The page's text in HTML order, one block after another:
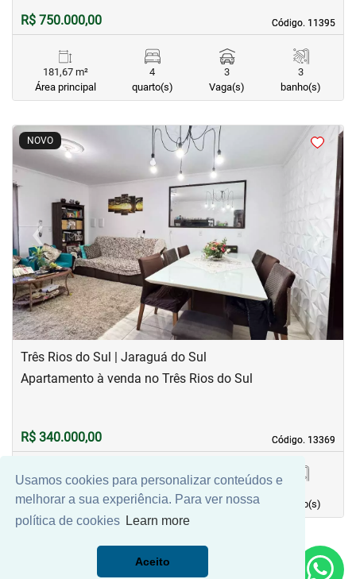
Usamos cookies para personalizar conteúdos e
melhorar a sua experiência. Para ver nossa
política de cookies Learn more
AceitoMais Filtros
Código. 11395
Código. 11395
R$ 750.000,00
181,67 m²
Área principal
4
quarto(s)
3
Vaga(s)
3
banho(s)
NOVO
< <<<
‹Previous ›Next
Três Rios do Sul | Jaraguá do Sul
Código. 13369
Código. 13369
Apartamento à venda no Três Rios do Sul
R$ 340.000,00
Área principal
quarto(s)
Vaga(s)
banho(s)